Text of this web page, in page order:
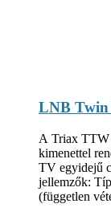
LNB Twin
A Triax TTW
kimenettel
TV egyidejű
jellemzők:
(független